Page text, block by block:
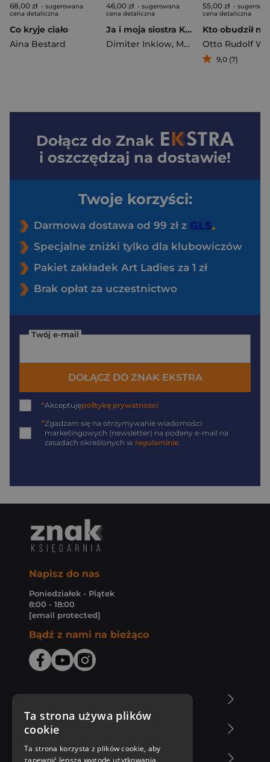
68,00 zł - sugerowana
cena detaliczna
Co kryje ciało
Aina Bestard
46,00 zł - sugerowana
cena detaliczna
Ja i moja siostra Klara wyd. 6
Dimiter Inkiow, Mahboob Justyna
55,00 zł -
cena detaliczna
9,0 (7)
Dołącz do Znak
i oszczędzaj na dostawie!
Twoje korzyści:
Darmowa dostawa od 99 zł z
Specjalne zniżki tylko dla klubowiczów
Pakiet zakładek Art Ladies za 1 zł
Brak opłat za uczestnictwo
Twój e-mail
DOŁĄCZ DO ZNAK EKSTRA
*Akceptujępolitykę prywatności
*Zgadzam się na otrzymywanie wiadomości
marketingowych (newsletter) na podany e-mail na
zasadach określonych w regulaminie.
Napisz do nas
Poniedziałek - Piątek
8:00 - 18:00
[email protected]
Bądź z nami na bieżąco
Zakupy u nas
Nasza oferta
Ta strona używa plików
cookie
Ta strona korzysta z plików cookie, aby
zapewnić lepszą wygodę użytkowania.